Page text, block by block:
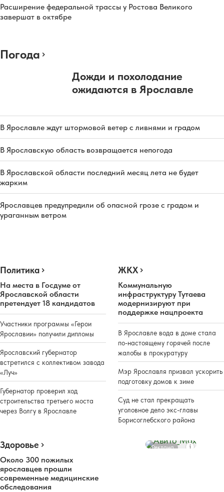
Расширение федеральной трассы у Ростова Великого
завершат в октябре
Погода
Дожди и похолодание
ожидаются в Ярославле
В Ярославле ждут штормовой ветер с ливнями и градом
В Ярославскую область возвращается непогода
В Ярославской области последний месяц лета не будет
жарким
Ярославцев предупредили об опасной грозе с градом и
ураганным ветром
Политика
На места в Госдуме от
Ярославской области
претендует 18 кандидатов
Участники программы «Герои
Ярославии» получили дипломы
Ярославский губернатор
встретился с коллективом завода
«Луч»
Губернатор проверил ход
строительства третьего моста
через Волгу в Ярославле
ЖКХ
Коммунальную
инфраструктуру Тутаева
модернизируют при
поддержке нацпроекта
В Ярославле вода в доме стала
по-настоящему горячей после
жалобы в прокуратуру
Мэр Ярославля призвал ускорить
подготовку домов к зиме
Суд не стал прекращать
уголовное дело экс-главы
Борисоглебского района
Здоровье
Около 300 пожилых
ярославцев прошли
современные медицинские
обследования
Реклама